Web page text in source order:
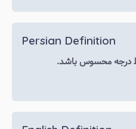
Persian Definition
درجه محسوس باشد.